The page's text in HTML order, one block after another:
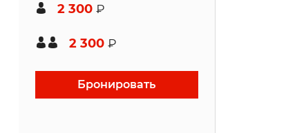
2 300 ₽
2 300 ₽
Бронировать